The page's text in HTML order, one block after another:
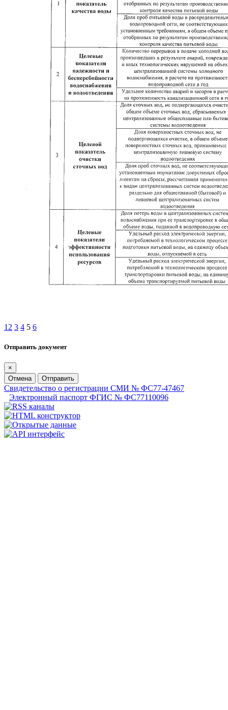
1 2 3 4 5 6
Отправить документ
×
Отмена
Отправить
Свидетельство о регистрации СМИ № ФС77-47467
Электронный паспорт ФГИС № ФС77110096